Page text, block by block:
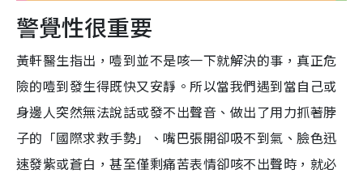
警覺性很重要
黃軒醫生指出，噎到並不是咳一下就解決的事，真正危
險的噎到發生得既快又安靜。所以當我們遇到當自己或
身邊人突然無法說話或發不出聲音、做出了用力抓著脖
子的「國際求救手勢」、嘴巴張開卻吸不到氣、臉色迅
速發紫或蒼白，甚至僅剩痛苦表情卻咳不出聲時，就必